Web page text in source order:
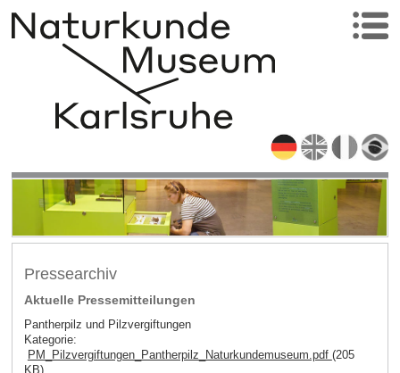
Pressearchiv
Aktuelle Pressemitteilungen
Pantherpilz und Pilzvergiftungen
Kategorie:
PM_Pilzvergiftungen_Pantherpilz_Naturkundemuseum.pdf (205
KB)